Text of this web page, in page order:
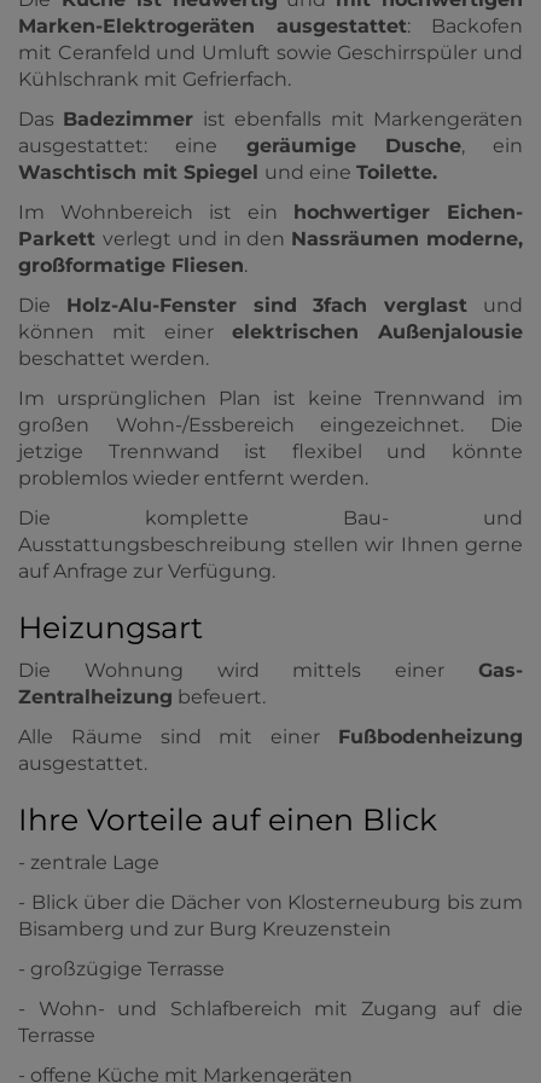
Marken-Elektrogeräten
ausgestattet: Backofen
mit Ceranfeld und Umluft sowie Geschirrspüler und
Kühlschrank mit Gefrierfach.
Das Badezimmer ist ebenfalls mit Markengeräten
ausgestattet: eine geräumige Dusche, ein
Waschtisch mit Spiegel und eine Toilette.
Im Wohnbereich ist ein hochwertiger Eichen-
Parkett verlegt und in den Nassräumen moderne,
großformatige Fliesen.
Die Holz-Alu-Fenster sind 3fach verglast und
können mit einer elektrischen Außenjalousie
beschattet werden.
Im ursprünglichen Plan ist keine Trennwand im
großen Wohn-/Essbereich eingezeichnet. Die
jetzige Trennwand ist flexibel und könnte
problemlos wieder entfernt werden.
Die komplette Bau- und
Ausstattungsbeschreibung stellen wir Ihnen gerne
auf Anfrage zur Verfügung.
Heizungsart
Die Wohnung wird mittels einer Gas-
Zentralheizung befeuert.
Alle Räume sind mit einer Fußbodenheizung
ausgestattet.
Ihre Vorteile auf einen Blick
- zentrale Lage
- Blick über die Dächer von Klosterneuburg bis zum
Bisamberg und zur Burg Kreuzenstein
- großzügige Terrasse
- Wohn- und Schlafbereich mit Zugang auf die
Terrasse
- offene Küche mit Markengeräten